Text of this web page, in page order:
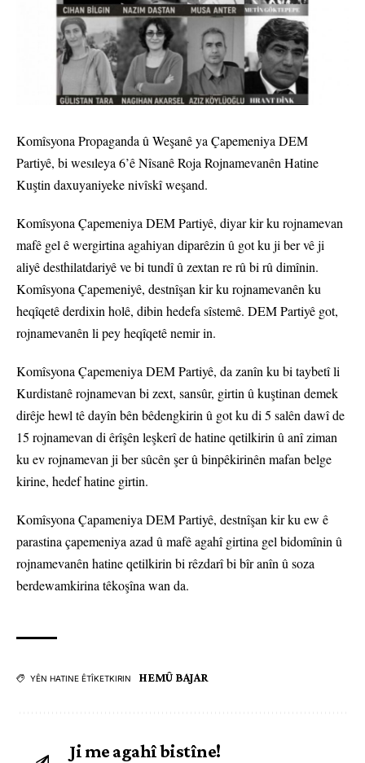
Komîsyona Propaganda û Weşanê ya Çapemeniya DEM
Partiyê, bi wesıleya 6’ê Nîsanê Roja Rojnamevanên Hatine
Kuştin daxuyaniyeke nivîskî weşand.
Komîsyona Çapemeniya DEM Partiyê, diyar kir ku rojnamevan
mafê gel ê wergirtina agahiyan diparêzin û got ku ji ber vê ji
aliyê desthilatdariyê ve bi tundî û zextan re rû bi rû dimînin.
Komîsyona Çapemeniyê, destnîşan kir ku rojnamevanên ku
heqîqetê derdixin holê, dibin hedefa sîstemê. DEM Partiyê got,
rojnamevanên li pey heqîqetê nemir in.
Komîsyona Çapemeniya DEM Partiyê, da zanîn ku bi taybetî li
Kurdistanê rojnamevan bi zext, sansûr, girtin û kuştinan demek
dirêje hewl tê dayîn bên bêdengkirin û got ku di 5 salên dawî de
15 rojnamevan di êrîşên leşkerî de hatine qetilkirin û anî ziman
ku ev rojnamevan ji ber sûcên şer û binpêkirinên mafan belge
kirine, hedef hatine girtin.
Komîsyona Çapameniya DEM Partiyê, destnîşan kir ku ew ê
parastina çapemeniya azad û mafê agahî girtina gel bidomînin û
rojnamevanên hatine qetilkirin bi rêzdarî bi bîr anîn û soza
berdewamkirina têkoşîna wan da.
YÊN HATINE ÊTÎKETKIRIN HEMÛ BAJAR
Ji me agahî bistîne!